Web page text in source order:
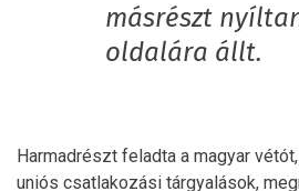
másrészt
oldalára állt.
Harmadrészt feladta a magyar
uniós csatlakozási tárgyalások,